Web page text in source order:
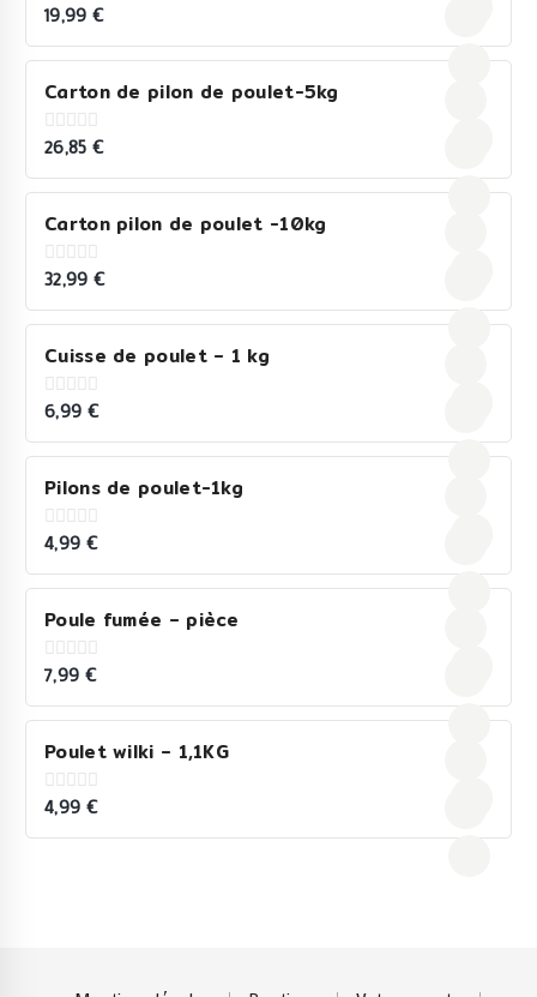
0
of
5
19,99 €
Carton de pilon de poulet-5kg
0
of
5
26,85 €
Carton pilon de poulet -10kg
0
of
5
32,99 €
Cuisse de poulet – 1 kg
0
of
5
6,99 €
Pilons de poulet-1kg
0
of
5
4,99 €
Poule fumée – pièce
0
of
5
7,99 €
Poulet wilki – 1,1KG
0
of
4,99 €